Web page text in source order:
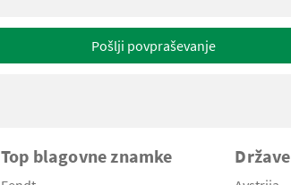
Pošlji povpraševanje
Top blagovne znamke Države